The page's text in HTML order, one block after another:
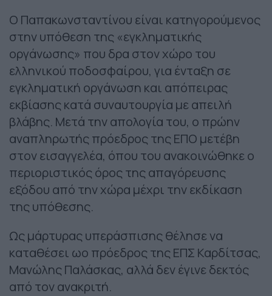
Ο Παπακωνσταντίνου είναι κατηγορούμενος
στην υπόθεση της «εγκληματικής
οργάνωσης» που δρα στον χώρο του
ελληνικού ποδοσφαίρου, για ένταξη σε
εγκληματική οργάνωση και απόπειρας
εκβίασης κατά συναυτουργία με απειλή
βλάβης. Μετά την απολογία του, ο πρώην
αναπληρωτής πρόεδρος της ΕΠΟ μετέβη
στον εισαγγελέα, όπου του ανακοινώθηκε ο
περιοριστικός όρος της απαγόρευσης
εξόδου από την χώρα μέχρι την εκδίκαση
της υπόθεσης.
Ως μάρτυρας υπεράσπισης θέλησε να
καταθέσει ωο πρόεδρος της ΕΠΣ Καρδίτσας,
Μανώλης Παλάσκας, αλλά δεν έγινε δεκτός
από τον ανακριτή.